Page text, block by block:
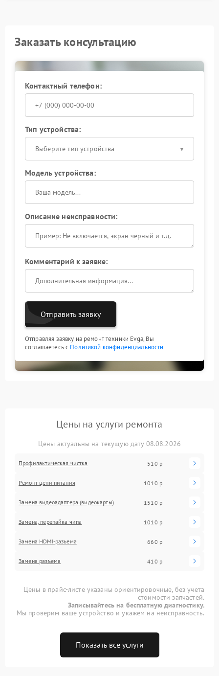
Заказать консультацию
Контактный телефон:
Тип устройства:
Выберите тип устройства
Модель устройства:
Описание неисправности:
Комментарий к заявке:
Отправить заявку
Отправляя заявку на ремонт техники Evga, Вы
соглашаетесь с Политикой конфиденциальности
Цены на услуги ремонта
Цены актуальны на текущую дату 08.08.2026
Профилактическая чистка 510 р
Ремонт цепи питания 1010 р
Замена видеоадаптера (видеокарты) 1510 р
Замена, перепайка чипа 1010 р
Замена HDMI-разъема 660 р
Замена разъема 410 р
Цены в прайс-листе указаны ориентировочные, без учета
стоимости запчастей.
Записывайтесь на бесплатную диагностику.
Мы проверим ваше устройство и укажем на неисправность.
Показать все услуги